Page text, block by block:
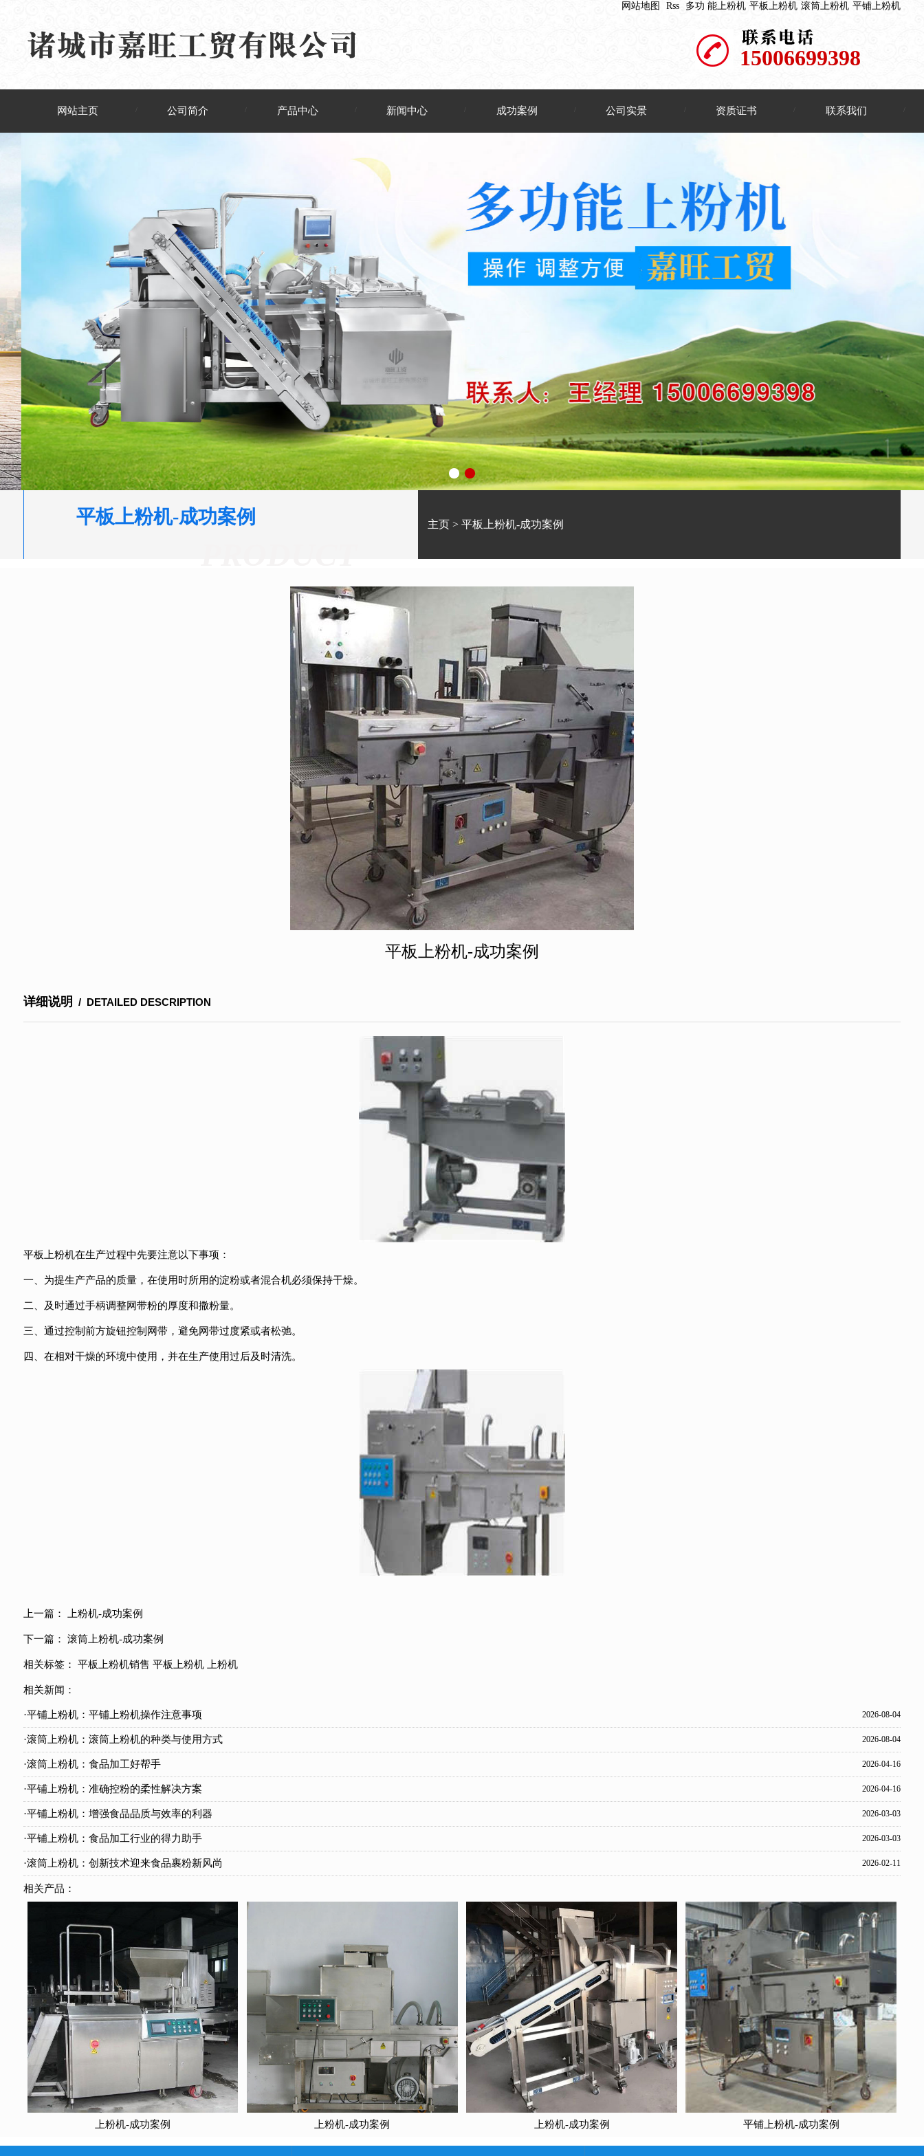
网站地图 Rss 多功 能上粉机 平板上粉机 滚筒上粉机 平铺上粉机
15006699398
网站主页 公司简介 产品中心 新闻中心 成功案例 公司实景 资质证书 联系我们
平板上粉机-成功案例 主页 >平板上粉机-成功案例
平板上粉机-成功案例
详细说明 / DETAILED DESCRIPTION
平板上粉机在生产过程中先要注意以下事项：
一、为提生产产品的质量，在使用时所用的淀粉或者混合机必须保持干燥。
二、及时通过手柄调整网带粉的厚度和撒粉量。
三、通过控制前方旋钮控制网带，避免网带过度紧或者松弛。
四、在相对干燥的环境中使用，并在生产使用过后及时清洗。
上一篇： 上粉机-成功案例
下一篇： 滚筒上粉机-成功案例
相关标签： 平板上粉机销售 平板上粉机 上粉机
相关新闻：
·平铺上粉机：平铺上粉机操作注意事项 2026-08-04
·滚筒上粉机：滚筒上粉机的种类与使用方式 2026-08-04
·滚筒上粉机：食品加工好帮手 2026-04-16
·平铺上粉机：准确控粉的柔性解决方案 2026-04-16
·平铺上粉机：增强食品品质与效率的利器 2026-03-03
·平铺上粉机：食品加工行业的得力助手 2026-03-03
·滚筒上粉机：创新技术迎来食品裹粉新风尚 2026-02-11
相关产品：
上粉机-成功案例 上粉机-成功案例 上粉机-成功案例 平铺上粉机-成功案例